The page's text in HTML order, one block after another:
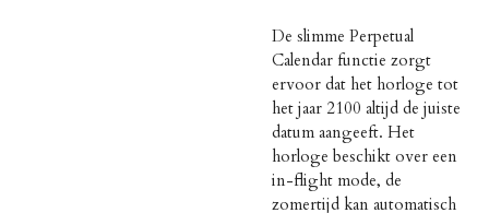
De slimme Perpetual
Calendar functie zorgt
ervoor dat het horloge tot
het jaar 2100 altijd de juiste
datum aangeeft. Het
horloge beschikt over een
in-flight mode, de
zomertijd kan automatisch